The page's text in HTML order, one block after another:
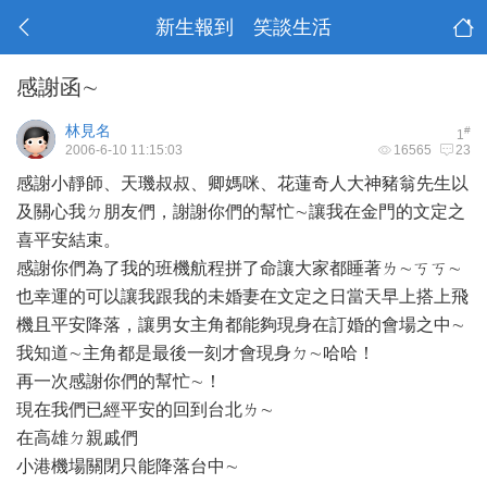
新生報到 笑談生活
感謝函∼
1#
林見名
16565 23
2006-6-10 11:15:03
感謝小靜師、天璣叔叔、卿媽咪、花蓮奇人大神豬翁先生以
及關心我ㄉ朋友們，謝謝你們的幫忙∼讓我在金門的文定之
喜平安結束。
感謝你們為了我的班機航程拼了命讓大家都睡著ㄌ∼ㄎㄎ∼
也幸運的可以讓我跟我的未婚妻在文定之日當天早上搭上飛
機且平安降落，讓男女主角都能夠現身在訂婚的會場之中∼
我知道∼主角都是最後一刻才會現身ㄉ∼哈哈！
再一次感謝你們的幫忙∼！
現在我們已經平安的回到台北ㄌ∼
在高雄ㄉ親戚們
小港機場關閉只能降落台中∼